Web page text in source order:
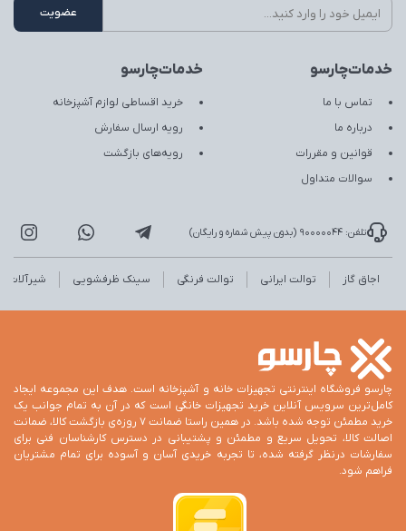
خدمات‌چارسو
تماس با ما
درباره ما
قوانین و مقررات
سوالات متداول
خدمات‌چارسو
خرید اقساطی لوازم آشپزخانه
رویه ارسال سفارش
رویه‌های بازگشت
تلفن: 90000044 (بدون پیش شماره و رایگان)
اجاق گاز توالت ایرانی توالت فرنگی سینک ظرفشویی شیرآلات
چارسو فروشگاه اینترنتی تجهیزات خانه و آشپزخانه است. هدف این مجموعه ایجاد
کامل‌ترین سرویس آنلاین خرید تجهیزات خانگی است که در آن به تمام جوانب یک
خرید مطمئن توجه شده باشد. در همین راستا ضمانت 7 روزه‌ی بازگشت کالا، ضمانت
اصالت کالا، تحویل سریع و مطمئن و پشتیبانی در دسترس کارشناسان فنی برای
سفارشات درنظر گرفته شده، تا تجربه خریدی آسان و آسوده برای تمام مشتریان
فراهم شود.